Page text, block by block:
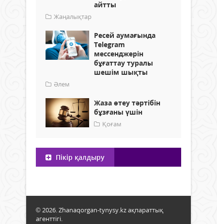
айтты
Жаңалықтар
Ресей аумағында
Telegram
мессенджерін
бұғаттау туралы
шешім шықты
Әлем
Жаза өтеу тәртібін
бұзғаны үшін
Қоғам
Пікір қалдыру
© 2026. Zhanaqorgan-tynysy.kz ақпараттық
агенттігі.